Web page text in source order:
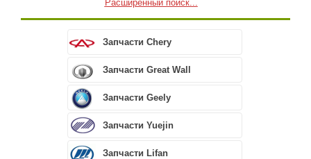
Расширенный поиск...
Запчасти Chery
Запчасти Great Wall
Запчасти Geely
Запчасти Yuejin
Запчасти Lifan